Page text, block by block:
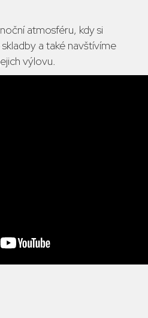
atmosféru, kdy si
a také navštívíme
výlovu.